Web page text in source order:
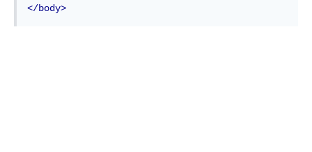
</body>